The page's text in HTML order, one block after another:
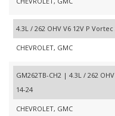
4.3L / 262 OHV V6 12V P
CHEVROLET, GMC
GM262TB-CH2 | 4.3L / 262
14-24
CHEVROLET, GMC